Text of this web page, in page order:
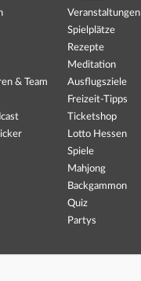
& Team
Veranstaltungen
Spielplätze
Rezepte
Meditation
Ausflugsziele
Freizeit-Tipps
Ticketshop
Lotto Hessen
Spiele
Mahjong
Backgammon
Quiz
Partys